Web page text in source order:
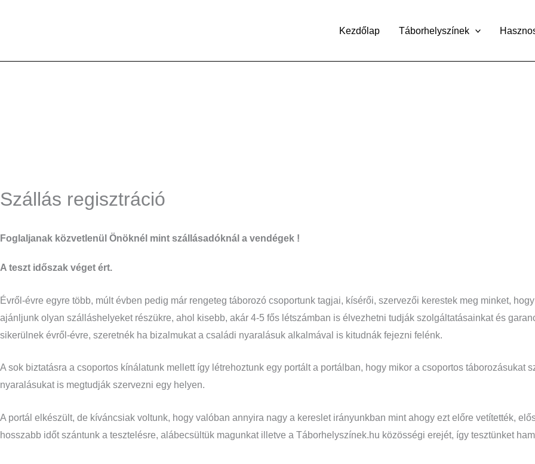
Kezdőlap Táborhelyszínek
Szállás regisztráció
Foglaljanak közvetlenül Önöknél mint szállásadóknál a vendégek !
A teszt időszak véget ért.
Évről-évre egyre több, múlt évben pedig már rengeteg táborozó csoportunk tagjai, kísérői, szervezői kerestek meg minket,
ajánljunk olyan szálláshelyeket részükre, ahol kisebb, akár 4-5 fős létszámban is élvezhetni tudják szolgáltatásainkat és
sikerülnek évről-évre, szeretnék ha bizalmukat a családi nyaralásuk alkalmával is kitudnák fejezni felénk.
A sok biztatásra a csoportos kínálatunk mellett így létrehoztunk egy portált a portálban, hogy mikor a csoportos táborozásukat
nyaralásukat is megtudják szervezni egy helyen.
A portál elkészült, de kíváncsiak voltunk, hogy valóban annyira nagy a kereslet irányunkban mint ahogy ezt előre vetítették,
hosszabb időt szántunk a tesztelésre, alábecsültük magunkat illetve a Táborhelyszínek.hu közösségi erejét, így tesztünket